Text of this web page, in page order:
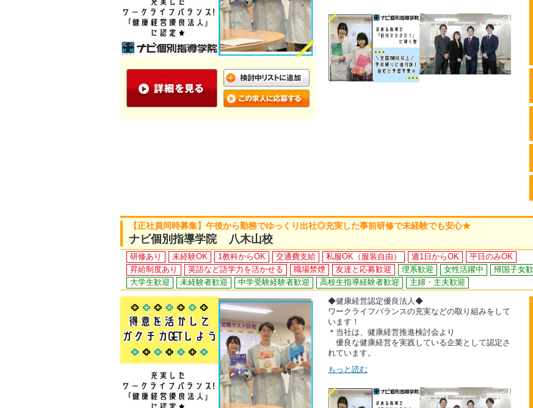
【正社員同時募集】午後から勤務でゆっくり出社◎充実した事前研修で未経験でも安心★
ナビ個別指導学院 八木山校
研修あり 未経験OK 1教科からOK 交通費支給 私服OK（服装自由） 週1日からOK
平日のみOK
昇給制度あり
英語など語学力を活かせる 職場禁煙 友達と応募歓迎 理系歓迎 女性活躍中
帰国子女
大学生歓迎
未経験者歓迎 中学受験経験者歓迎 高校生指導経験者歓迎 主婦・主夫歓迎
◆健康経営認定優良法人◆
ワークライフバランスの充実などの取り組みをして
います！
＊当社は、健康経営推進検討会より
優良な健康経営を実践している企業として認定さ
れています。
もっと読む